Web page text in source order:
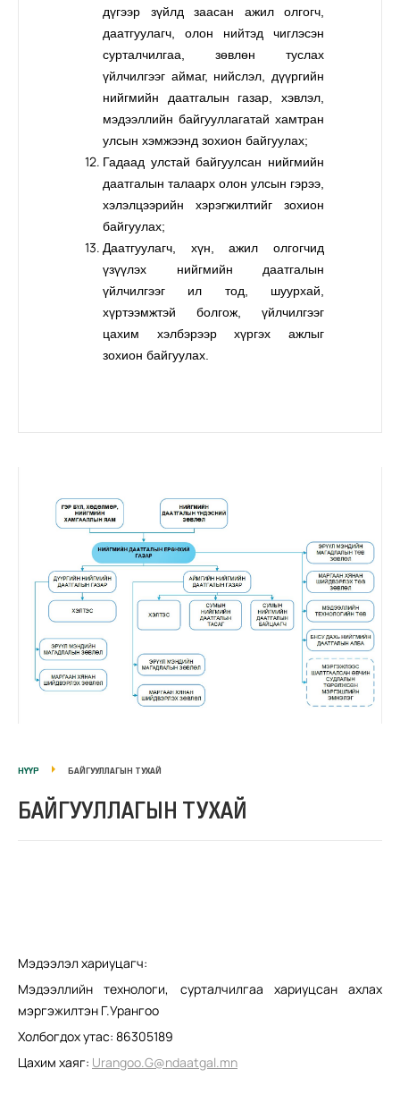
дүгээр зүйлд заасан ажил олгогч,
даатгуулагч, олон нийтэд чиглэсэн
сурталчилгаа, зөвлөн туслах
үйлчилгээг аймаг, нийслэл, дүүргийн
нийгмийн даатгалын газар, хэвлэл,
мэдээллийн байгууллагатай хамтран
улсын хэмжээнд зохион байгуулах;
Гадаад улстай байгуулсан нийгмийн
даатгалын талаарх олон улсын гэрээ,
хэлэлцээрийн хэрэгжилтийг зохион
байгуулах;
Даатгуулагч, хүн, ажил олгогчид
үзүүлэх нийгмийн даатгалын
үйлчилгээг ил тод, шуурхай,
хүртээмжтэй болгож, үйлчилгээг
цахим хэлбэрээр хүргэх ажлыг
зохион байгуулах.
НҮҮР БАЙГУУЛЛАГЫН ТУХАЙ
БАЙГУУЛЛАГЫН ТУХАЙ
Мэдээлэл хариуцагч:
Мэдээллийн технологи, сурталчилгаа хариуцсан ахлах
мэргэжилтэн Г.Урангоо
Холбогдох утас: 86305189
Цахим хаяг: Urangoo.G@ndaatgal.mn